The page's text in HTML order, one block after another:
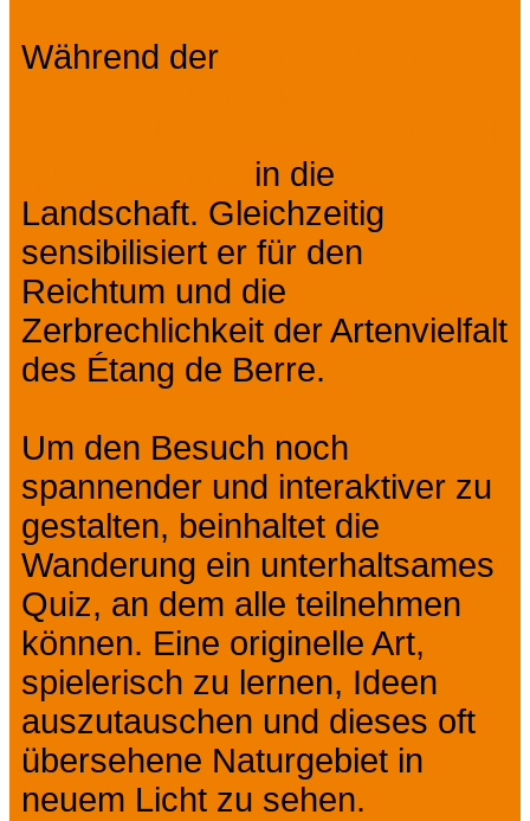
Während der
in die
Landschaft. Gleichzeitig
sensibilisiert er für den
Reichtum und die
Zerbrechlichkeit der Artenvielfalt
des Étang de Berre.
Um den Besuch noch
spannender und interaktiver zu
gestalten, beinhaltet die
Wanderung ein unterhaltsames
Quiz, an dem alle teilnehmen
können. Eine originelle Art,
spielerisch zu lernen, Ideen
auszutauschen und dieses oft
übersehene Naturgebiet in
neuem Licht zu sehen.